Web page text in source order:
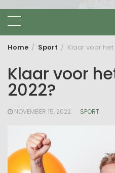
Home Sport Klaar voor
Klaar voor
2022?
NOVEMBER 15, 2022 SPORT